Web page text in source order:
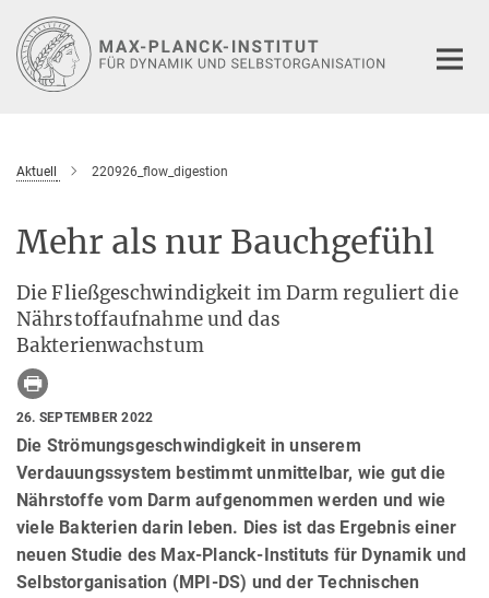
Hauptinhalt
Aktuell 220926_flow_digestion
Mehr als nur Bauchgefühl
Die Fließgeschwindigkeit im Darm reguliert die
Nährstoffaufnahme und das
Bakterienwachstum
26. SEPTEMBER 2022
Die Strömungsgeschwindigkeit in unserem
Verdauungssystem bestimmt unmittelbar, wie gut die
Nährstoffe vom Darm aufgenommen werden und wie
viele Bakterien darin leben. Dies ist das Ergebnis einer
neuen Studie des Max-Planck-Instituts für Dynamik und
Selbstorganisation (MPI-DS) und der Technischen